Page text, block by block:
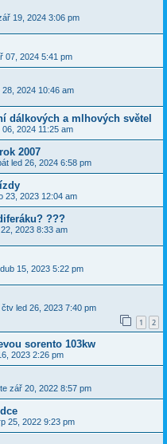
19, 2024 3:06 pm
07, 2024 5:41 pm
2024 10:46 am
dálkových a mlhových světel
2024 11:25 am
2007
led 26, 2024 6:58 pm
23, 2023 12:04 am
???
2023 8:33 am
15, 2023 5:22 pm
čtv led 26, 2023 7:40 pm
1 2
sorento 103kw
2023 2:26 pm
zář 20, 2022 8:57 pm
25, 2022 9:23 pm